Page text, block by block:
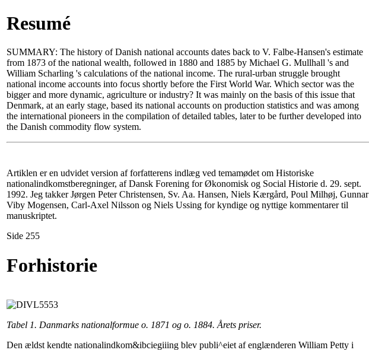
Resumé
SUMMARY: The history of Danish national accounts dates back to V. Falbe-Hansen's estimate
from 1873 of the national wealth, followed in 1880 and 1885 by Michael G. Mullhall 's and
William Scharling 's calculations of the national income. The rural-urban struggle brought
national income accounts into focus shortly before the First World War. Which sector was the
bigger and more dynamic, agriculture or industry? It was mainly on the basis of this issue that
Denmark, at an early stage, based its national accounts on production statistics and was among
the international pioneers in the compilation of detailed tables, later to be further developed into
the Danish commodity flow system.
Artiklen er en udvidet version af forfatterens indlæg ved temamødet om Historiske
nationalindkomstberegninger, af Dansk Forening for Økonomisk og Social Historie d. 29. sept.
1992. Jeg takker Jørgen Peter Christensen, Sv. Aa. Hansen, Niels Kærgård, Poul Milhøj, Gunnar
Viby Mogensen, Carl-Axel Nilsson og Niels Ussing for kyndige og nyttige kommentarer til
manuskriptet.
Side 255
Forhistorie
Tabel 1. Danmarks nationalformue o. 1871 og o. 1884. Årets priser.
Den ældst kendte nationalindkom&ibciegiiing blev publi^eiet af englænderen William Petty i